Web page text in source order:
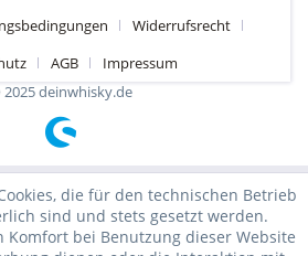
Widerrufsrecht
AGB
Impressum
deinwhisky.de
die für den technischen Betrieb
sind und stets gesetzt werden.
Komfort bei Benutzung dieser Website